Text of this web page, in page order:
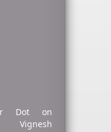
Dot on
Vignesh